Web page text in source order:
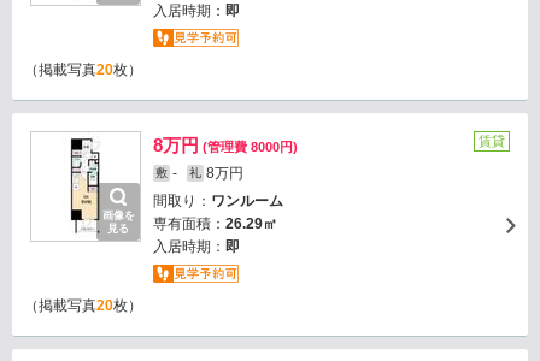
入居時期： 即
（掲載写真20枚）
画像を
見る
8万円 (管理費 8000円)
敷 - 礼 8万円
間取り： ワンルーム
専有面積： 26.29㎡
入居時期： 即
賃貸
（掲載写真20枚）